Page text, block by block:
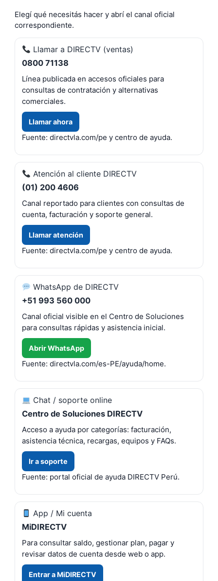
Elegí qué necesitás hacer y abrí el canal oficial
correspondiente.
Llamar a DIRECTV (ventas)
0800 71138
Línea publicada en accesos oficiales para
consultas de contratación y alternativas
comerciales.
Llamar ahora
Fuente: directvla.com/pe y centro de ayuda.
Atención al cliente DIRECTV
(01) 200 4606
Canal reportado para clientes con consultas de
cuenta, facturación y soporte general.
Llamar atención
Fuente: directvla.com/pe y centro de ayuda.
WhatsApp de DIRECTV
+51 993 560 000
Canal oficial visible en el Centro de Soluciones
para consultas rápidas y asistencia inicial.
Abrir WhatsApp
Fuente: directvla.com/es-PE/ayuda/home.
Chat / soporte online
Centro de Soluciones DIRECTV
Acceso a ayuda por categorías: facturación,
asistencia técnica, recargas, equipos y FAQs.
Ir a soporte
Fuente: portal oficial de ayuda DIRECTV Perú.
App / Mi cuenta
MiDIRECTV
Para consultar saldo, gestionar plan, pagar y
revisar datos de cuenta desde web o app.
Entrar a MiDIRECTV